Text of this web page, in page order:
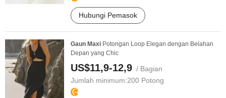
Hubungi Pemasok
Gaun Maxi Potongan Loop Elegan dengan Belahan
Depan yang Chic
US$11,9-12,9 / Bagian
Jumlah minimum:200 Potong